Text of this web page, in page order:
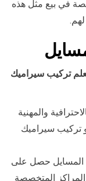
في بيع مثل هذه
تركيب سيراميك
والمهنية
تركيب سيراميك
المسايل حصل على
المتخصصة